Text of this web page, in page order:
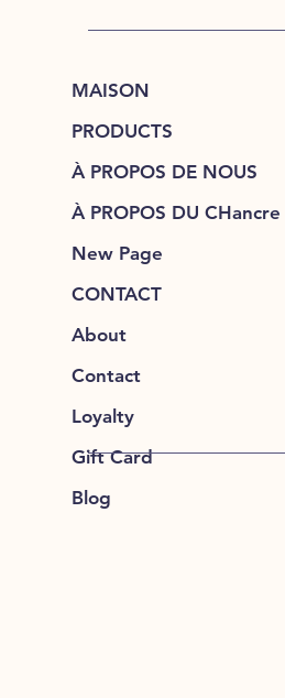
MAISON
PRODUCTS
À PROPOS DE NOUS
À PROPOS DU CHancre
New Page
CONTACT
About
Contact
Loyalty
Gift Card
Blog